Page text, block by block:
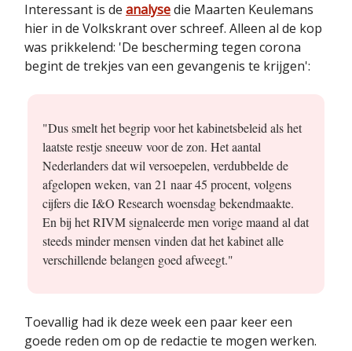
Interessant is de analysedie Maarten Keulemans
hier in de Volkskrant over schreef. Alleen al de kop
was prikkelend: 'De bescherming tegen corona
begint de trekjes van een gevangenis te krijgen':
"Dus smelt het begrip voor het kabinetsbeleid als het
laatste restje sneeuw voor de zon. Het aantal
Nederlanders dat wil versoepelen, verdubbelde de
afgelopen weken, van 21 naar 45 procent, volgens
cijfers die I&O Research woensdag bekendmaakte.
En bij het RIVM signaleerde men vorige maand al dat
steeds minder mensen vinden dat het kabinet alle
verschillende belangen goed afweegt."
Toevallig had ik deze week een paar keer een
goede reden om op de redactie te mogen werken.